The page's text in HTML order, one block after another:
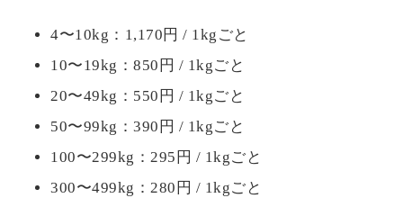
4〜10kg：1,170円 / 1kgごと
10〜19kg：850円 / 1kgごと
20〜49kg：550円 / 1kgごと
50〜99kg：390円 / 1kgごと
100〜299kg：295円 / 1kgごと
300〜499kg：280円 / 1kgごと